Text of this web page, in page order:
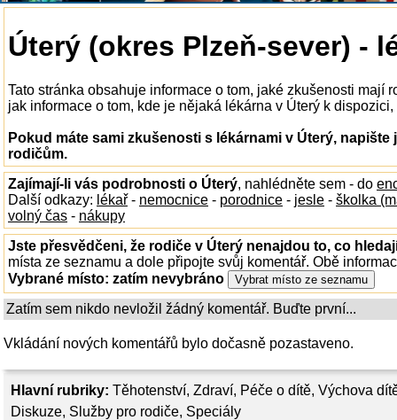
Hlavní rubriky: Těhotenství, Zdraví, Péče o dítě, Výchova
Diskuze, Služby pro rodiče, Speciály
Úterý (okres Plzeň-sever) -
Tato stránka obsahuje informace o tom, jaké zkušenosti mají
jak informace o tom, kde je nějaká lékárna v Úterý k
Pokud máte sami zkušenosti s lékárnami v Úterý,
rodičům.
Zajímají-li vás podrobnosti o Úterý, nahlédněte sem - do
Další odkazy: lékař - nemocnice - porodnice - jesle - školka
volný čas - nákupy
Jste přesvědčeni, že rodiče v Úterý nenajdou to, co
místa ze seznamu a dole připojte svůj komentář. Obě
Vybrané místo: zatím nevybráno
Zatím sem nikdo nevložil žádný komentář. Buďte první...
Vkládání nových komentářů bylo dočasně pozastaveno.